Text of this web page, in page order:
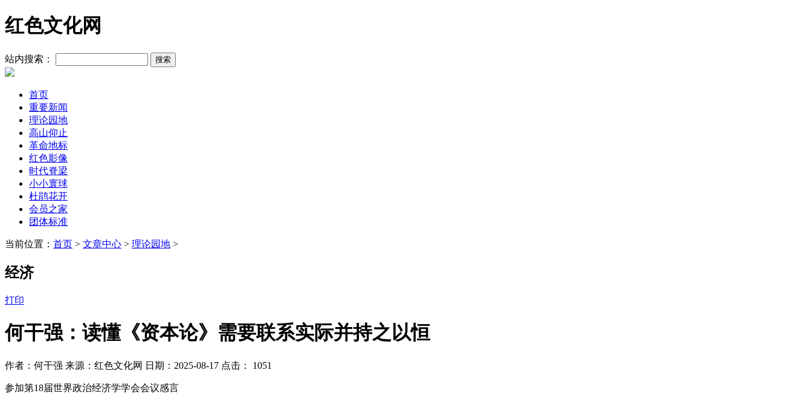
红色文化网
站内搜索：
首页
重要新闻
理论园地
高山仰止
革命地标
红色影像
时代脊梁
小小寰球
杜鹃花开
会员之家
团体标准
当前位置： 首页 > 文章中心 > 理论园地 >
经济
打印
何干强：读懂《资本论》需要联系实际并持之以恒
作者：何干强 来源：红色文化网 日期：2025-08-17 点击： 1051
参加第18届世界政治经济学学会会议感言